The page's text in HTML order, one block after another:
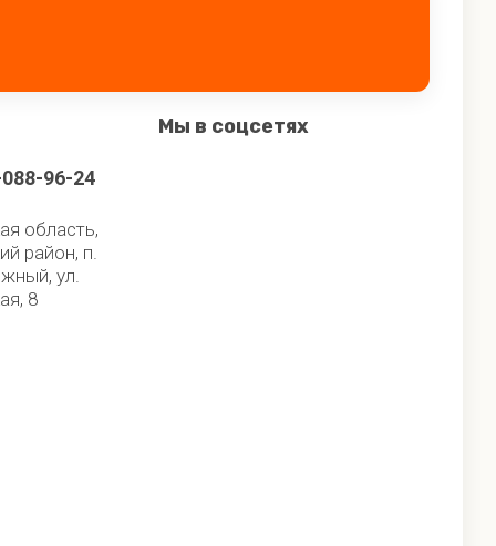
96-24
область,
район, п.
ул.
8
Мы в соцсетях